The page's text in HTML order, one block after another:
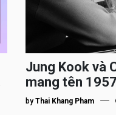
Jung Kook và
mang tên 1957
byThai Khang Pham